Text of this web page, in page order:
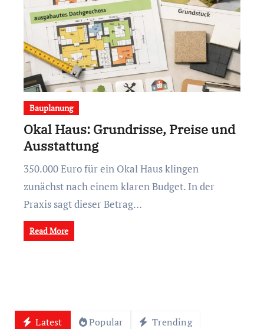
Bauplanung
Okal Haus: Grundrisse, Preise und
Ausstattung
350.000 Euro für ein Okal Haus klingen
zunächst nach einem klaren Budget. In der
Praxis sagt dieser Betrag…
Read More
Latest Popular Trending